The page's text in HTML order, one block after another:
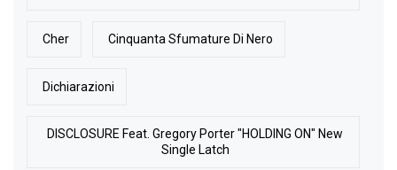
Cher Cinquanta Sfumature Di Nero
Dichiarazioni
DISCLOSURE Feat. Gregory Porter "HOLDING ON" New
Single Latch